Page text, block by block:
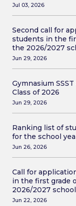
Jul 03, 2026
Second call for
students in the
the 2026/2027
Jun 29, 2026
Gymnasium
Class of 2026
Jun 29, 2026
Ranking list of
for the school
Jun 26, 2026
Call for
in the first grade
2026/2027
Jun 22, 2026